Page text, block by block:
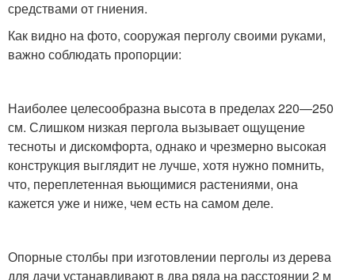
средствами от гниения.
Как видно на фото, сооружая перголу своими руками,
важно соблюдать пропорции:
Наиболее целесообразна высота в пределах 220—250
см. Слишком низкая пергола вызывает ощущение
тесноты и дискомфорта, однако и чрезмерно высокая
конструкция выглядит не лучше, хотя нужно помнить,
что, переплетенная вьющимися растениями, она
кажется уже и ниже, чем есть на самом деле.
Опорные столбы при изготовлении перголы из дерева
для дачи устанавливают в два ряда на расстоянии 2 м